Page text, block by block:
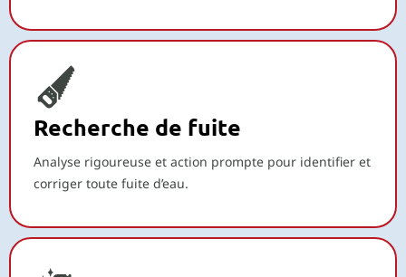
Recherche de fuite
Analyse rigoureuse et action prompte pour identifier et
corriger toute fuite d’eau.